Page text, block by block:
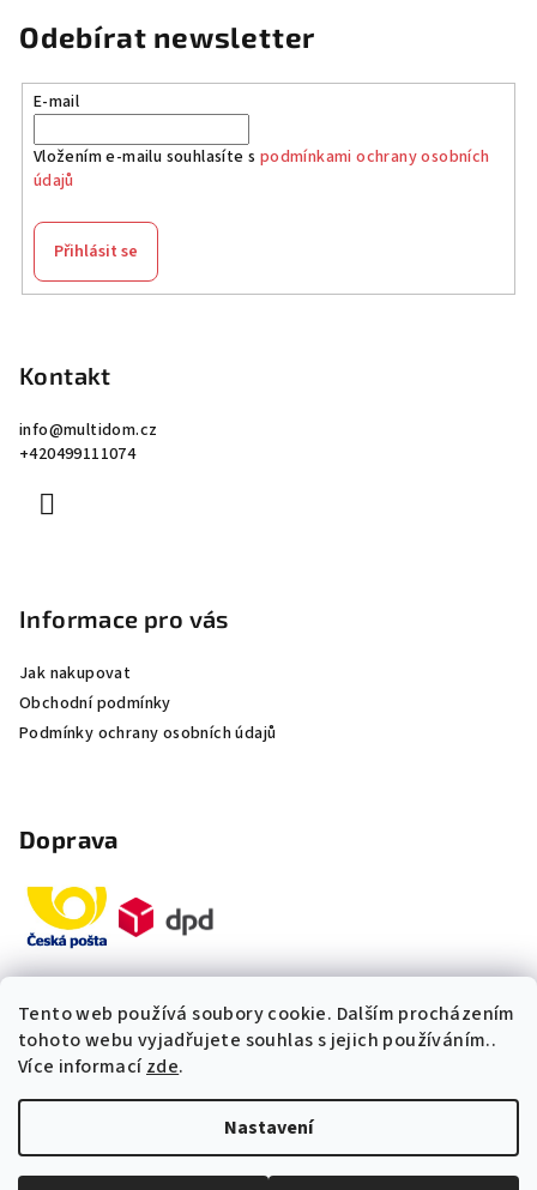
Tento web používá soubory cookie. Dalším procházením
tohoto webu vyjadřujete souhlas s jejich používáním..
Více informacízde.
Nastavení
Odebírat newsletter
E-mail
Vložením e-mailu souhlasíte s podmínkami ochrany osobních
údajů
Přihlásit se
Kontakt
info@multidom.cz
+420499111074
Informace pro vás
Jak nakupovat
Obchodní podmínky
Podmínky ochrany osobních údajů
Doprava
Platby
Upravit nastavení cookies
„Odpovídáme okamžitě. S čím
vám můžeme pomoci?“